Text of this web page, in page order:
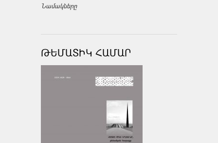
Նամակները
ԹԵՄԱՏԻԿ ՀԱՄԱՐ